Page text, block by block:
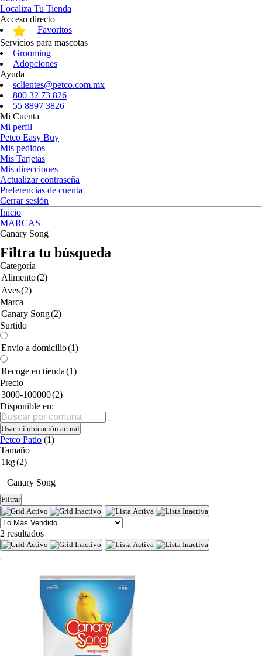
Localiza Tu Tienda
Acceso directo
Favoritos
Servicios para mascotas
Grooming
Adopciones
Ayuda
sclientes@petco.com.mx
800 32 73 826
55 8897 3826
Mi Cuenta
Mi perfil
Petco Easy Buy
Mis pedidos
Mis Tarjetas
Mis direcciones
Actualizar contraseña
Preferencias de cuenta
Cerrar sesión
Inicio
MARCAS
Canary Song
Filtra tu búsqueda
Categoría
Alimento(2)
Aves(2)
Marca
Canary Song(2)
Surtido
Envío a domicilio(1)
Recoge en tienda(1)
Precio
3000-100000(2)
Disponible en:
Buscar
Usar mi ubicación actual
Petco Patio (1)
Tamaño
1kg(2)
Canary Song
Filtrar
2 resultados